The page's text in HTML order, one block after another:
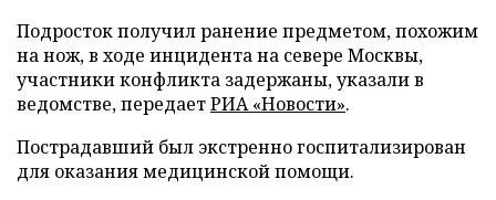
Подросток получил ранение предметом, похожим
на нож, в ходе инцидента на севере Москвы,
участники конфликта задержаны, указали в
ведомстве, передаетРИА «Новости».
Пострадавший был экстренно госпитализирован
для оказания медицинской помощи.